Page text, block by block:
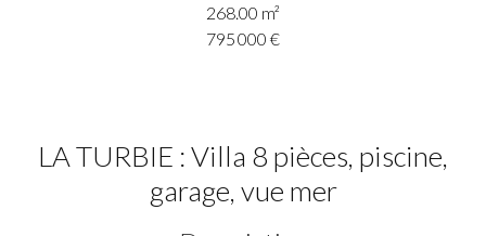
268.00 m²
795 000 €
LA TURBIE : Villa 8 pièces, piscine,
garage, vue mer